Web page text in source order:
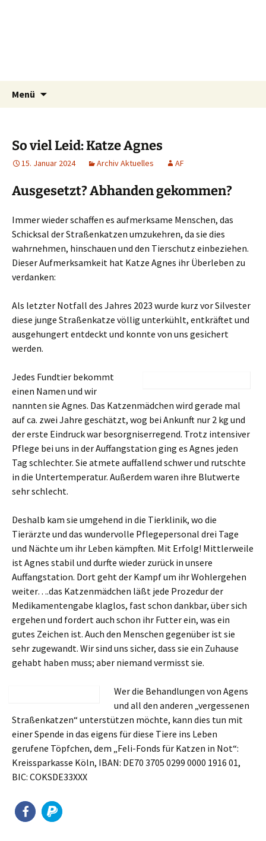
Tier Natur und Artenschutz
Siebengebirge e.V.
Tierschutzverein seit 1985 im Siebengebirge –
Orscheider Tierschutzhof
Menü
So viel Leid: Katze Agnes
15. Januar 2024 Archiv Aktuelles AF
Ausgesetzt? Abhanden gekommen?
Immer wieder schaffen es aufmerksame Menschen, das
Schicksal der Straßenkatzen umzukehren, da sie dies
wahrnehmen, hinschauen und den Tierschutz einbeziehen.
Dieser Aufmerksamkeit hat Katze Agnes ihr Überleben zu
verdanken:
Als letzter Notfall des Jahres 2023 wurde kurz vor Silvester
diese junge Straßenkatze völlig unterkühlt, entkräftet und
ausgehungert entdeckt und konnte von uns gesichert
werden.
Jedes Fundtier bekommt
einen Namen und wir
nannten sie Agnes. Das Katzenmädchen wird gerade mal
auf ca. zwei Jahre geschätzt, wog bei Ankunft nur 2 kg und
der erste Eindruck war besorgniserregend. Trotz intensiver
Pflege bei uns in der Auffangstation ging es Agnes jeden
Tag schlechter. Sie atmete auffallend schwer und rutschte
in die Untertemperatur. Außerdem waren ihre Blutwerte
sehr schlecht.
Deshalb kam sie umgehend in die Tierklinik, wo die
Tierärzte und das wundervolle Pflegepersonal drei Tage
und Nächte um ihr Leben kämpften. Mit Erfolg! Mittlerweile
ist Agnes stabil und durfte wieder zurück in unsere
Auffangstation. Dort geht der Kampf um ihr Wohlergehen
weiter….das Katzenmädchen läßt jede Prozedur der
Medikamentengabe klaglos, fast schon dankbar, über sich
ergehen und fordert auch schon ihr Futter ein, was ein
gutes Zeichen ist. Auch den Menschen gegenüber ist sie
sehr zugewandt. Wir sind uns sicher, dass sie ein Zuhause
gehabt haben muss; aber niemand vermisst sie.
Wer die Behandlungen von Agens
und all den anderen „vergessenen
Straßenkatzen“ unterstützen möchte, kann dies tun mit
einer Spende in das eigens für diese Tiere ins Leben
gerufene Töpfchen, dem „Feli-Fonds für Katzen in Not“:
Kreissparkasse Köln, IBAN: DE70 3705 0299 0000 1916 01,
BIC: COKSDE33XXX